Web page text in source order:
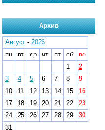
Архив
Август - 2026
пн
вт ср чт пт сб
вс
1
2
3
4 5 6 7 8
9
10
11 12 13 14 15
16
17
18 19 20 21 22
23
24
25 26 27 28 29
30
31